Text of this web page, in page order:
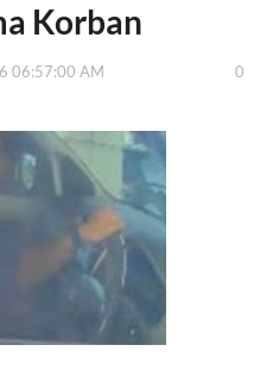
Korban
06:57:00 AM 0